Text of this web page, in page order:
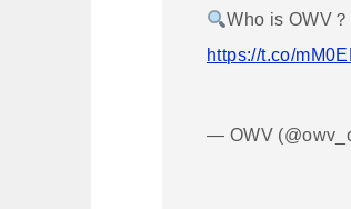
Who is OWV
https://t.co/
— OWV